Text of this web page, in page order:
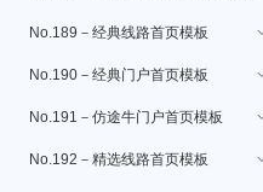
No.189－经典线路首页模板
No.190－经典门户首页模板
No.191－仿途牛门户首页模板
No.192－精选线路首页模板